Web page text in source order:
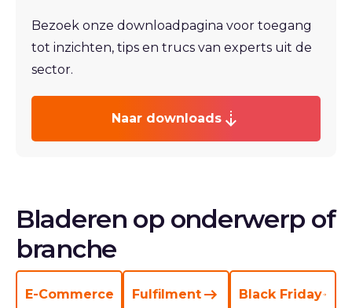
Bezoek onze downloadpagina voor toegang
tot inzichten, tips en trucs van experts uit de
sector.
Naar downloads
Bladeren op onderwerp of
branche
E-Commerce Fulfilment Black Friday